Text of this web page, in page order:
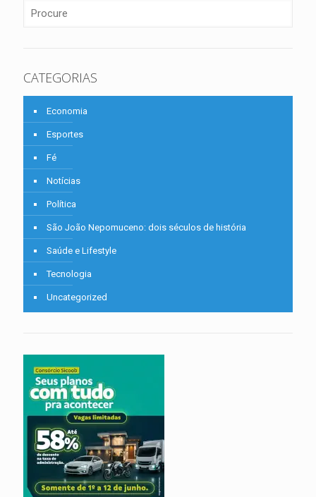
CATEGORIAS
Economia
Esportes
Fé
Notícias
Política
São João Nepomuceno: dois séculos de história
Saúde e Lifestyle
Tecnologia
Uncategorized